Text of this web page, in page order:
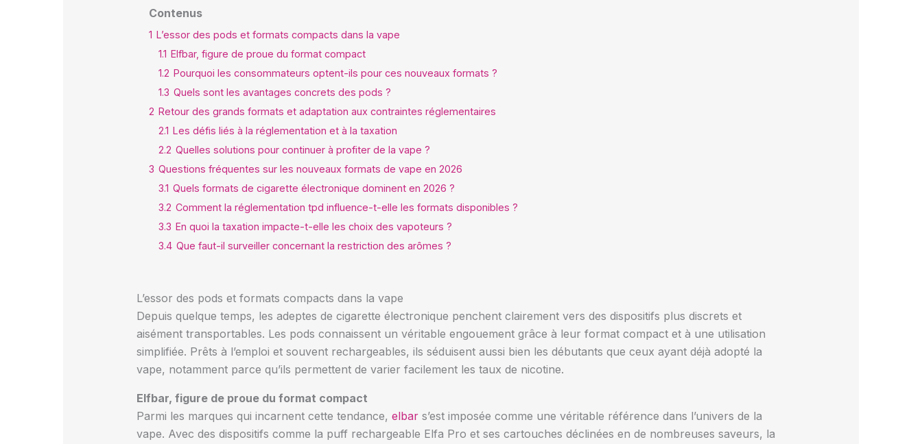
Contenus
1 L’essor des pods et formats compacts dans la vape
1.1 Elfbar, figure de proue du format compact
1.2 Pourquoi les consommateurs optent-ils pour ces nouveaux formats ?
1.3 Quels sont les avantages concrets des pods ?
2 Retour des grands formats et adaptation aux contraintes réglementaires
2.1 Les défis liés à la réglementation et à la taxation
2.2 Quelles solutions pour continuer à profiter de la vape ?
3 Questions fréquentes sur les nouveaux formats de vape en 2026
3.1 Quels formats de cigarette électronique dominent en 2026 ?
3.2 Comment la réglementation tpd influence-t-elle les formats disponibles ?
3.3 En quoi la taxation impacte-t-elle les choix des vapoteurs ?
3.4 Que faut-il surveiller concernant la restriction des arômes ?
L’essor des pods et formats compacts dans la vape
Depuis quelque temps, les adeptes de cigarette électronique penchent clairement vers des dispositifs plus discrets et
aisément transportables. Les pods connaissent un véritable engouement grâce à leur format compact et à une utilisation
simplifiée. Prêts à l’emploi et souvent rechargeables, ils séduisent aussi bien les débutants que ceux ayant déjà adopté la
vape, notamment parce qu’ils permettent de varier facilement les taux de nicotine.
Elfbar, figure de proue du format compact
Parmi les marques qui incarnent cette tendance, elbars’est imposée comme une véritable référence dans l’univers de la
vape. Avec des dispositifs comme la puff rechargeable Elfa Pro et ses cartouches déclinées en de nombreuses saveurs, la